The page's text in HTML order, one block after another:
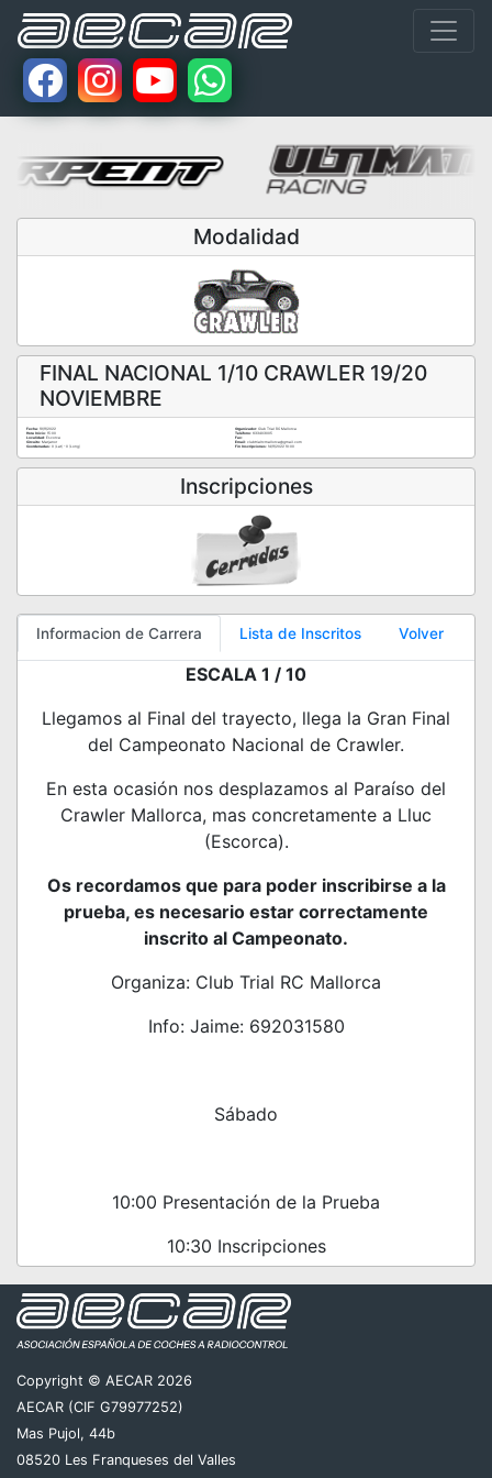
Modalidad
FINAL NACIONAL 1/10 CRAWLER 19/20
NOVIEMBRE
Fecha:19/11/2022 Organizador:Club Trial RC Mallorca
Hora Inicio:15:00 Teléfono:633403005
Localidad:Escorca
Fax:
Circuito:Marjanor Email:clubtrialrcmallorca@gmail.com
Coordenadas:0 (Lat) - 0 (Long) Fin Inscripciones:14/11/2022 10:00
Inscripciones
Informacion de Carrera Lista de Inscritos Volver
ESCALA 1 / 10
Llegamos al Final del trayecto, llega la Gran Final
del Campeonato Nacional de Crawler.
En esta ocasión nos desplazamos al Paraíso del
Crawler Mallorca, mas concretamente a Lluc
(Escorca).
Os recordamos que para poder inscribirse a la
prueba, es necesario estar correctamente
inscrito al Campeonato.
Organiza: Club Trial RC Mallorca
Info: Jaime: 692031580
Sábado
10:00 Presentación de la Prueba
10:30 Inscripciones
15:00 Entrenamientos 1/10
17:00 Inicio Prueba 1/10 (Medias)
21:30 Cena Pilotos (previa reserva)
Domingo
Copyright © AECAR 2026
AECAR (CIF G79977252)
Mas Pujol, 44b
08520 Les Franqueses del Valles